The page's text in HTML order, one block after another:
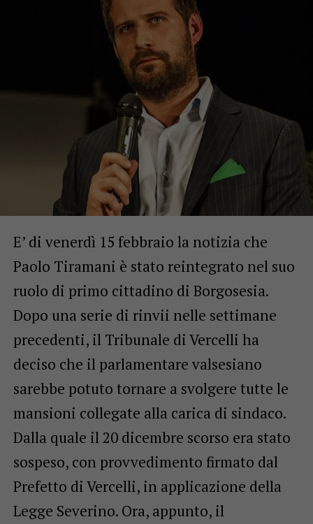
E’ di venerdì 15 febbraio la notizia che
Paolo Tiramani è stato reintegrato nel suo
ruolo di primo cittadino di Borgosesia.
Dopo una serie di rinvii nelle settimane
precedenti, il Tribunale di Vercelli ha
deciso che il parlamentare valsesiano
sarebbe potuto tornare a svolgere tutte le
mansioni collegate alla carica di sindaco.
Dalla quale il 20 dicembre scorso era stato
sospeso, con provvedimento firmato dal
Prefetto di Vercelli, in applicazione della
Legge Severino. Ora, appunto, il